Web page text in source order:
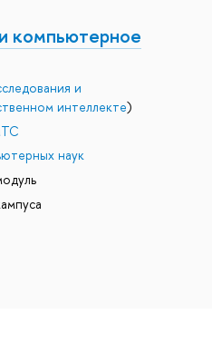
компьютерное
и
интеллекте)
наук